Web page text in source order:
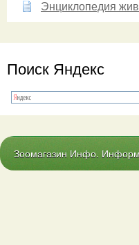
Энциклопедия
Поиск Яндекс
Зоомагазин Инфо.